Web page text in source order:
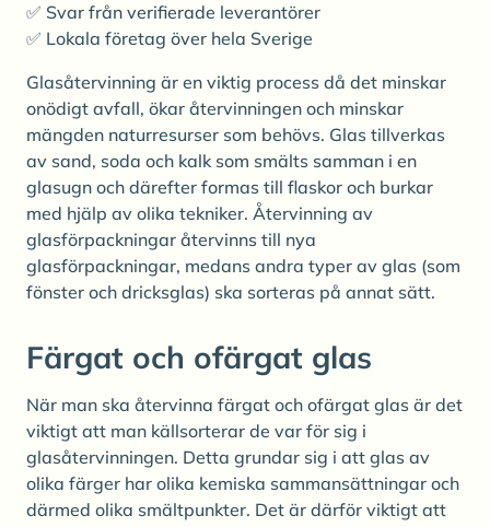
✅ Svar från verifierade leverantörer
✅ Lokala företag över hela Sverige
Glasåtervinning är en viktig process då det minskar
onödigt avfall, ökar återvinningen och minskar
mängden naturresurser som behövs. Glas tillverkas
av sand, soda och kalk som smälts samman i en
glasugn och därefter formas till flaskor och burkar
med hjälp av olika tekniker. Återvinning av
glasförpackningar återvinns till nya
glasförpackningar, medans andra typer av glas (som
fönster och dricksglas) ska sorteras på annat sätt.
Färgat och ofärgat glas
När man ska återvinna färgat och ofärgat glas är det
viktigt att man källsorterar de var för sig i
glasåtervinningen. Detta grundar sig i att glas av
olika färger har olika kemiska sammansättningar och
därmed olika smältpunkter. Det är därför viktigt att